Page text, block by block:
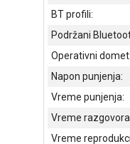
BT profili:
Podržani
Operativni domet:
Napon punjenja:
Vreme punjenja:
Vreme
Vreme